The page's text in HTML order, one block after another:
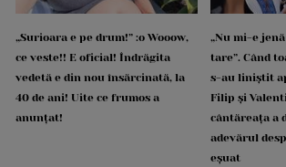
„Surioara e pe drum!” :o Wooow,
ce veste!! E oficial! Îndrăgita
vedetă e din nou însărcinată, la
40 de ani! Uite ce frumos a
anunțat!
„Nu mi-e
tare”. Când
s-au liniștit
Filip și
cântăreața a
adevărul
eșuat